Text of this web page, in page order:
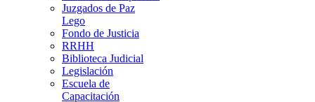
Juzgados de Paz
Lego
Fondo de Justicia
RRHH
Biblioteca Judicial
Legislación
Escuela de
Capacitación